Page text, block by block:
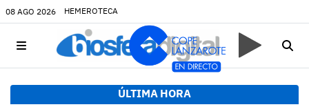
08 AGO 2026 HEMEROTECA
ÚLTIMA HORA